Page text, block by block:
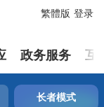
登录
繁體版
政务服务 互
长者模式